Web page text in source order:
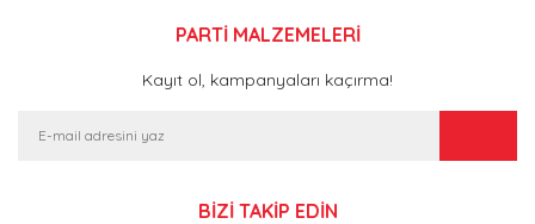
PARTİ MALZEMELERİ
Kayıt ol, kampanyaları kaçırma!
BİZİ TAKİP EDİN